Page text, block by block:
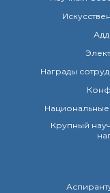
Награды
Крупный